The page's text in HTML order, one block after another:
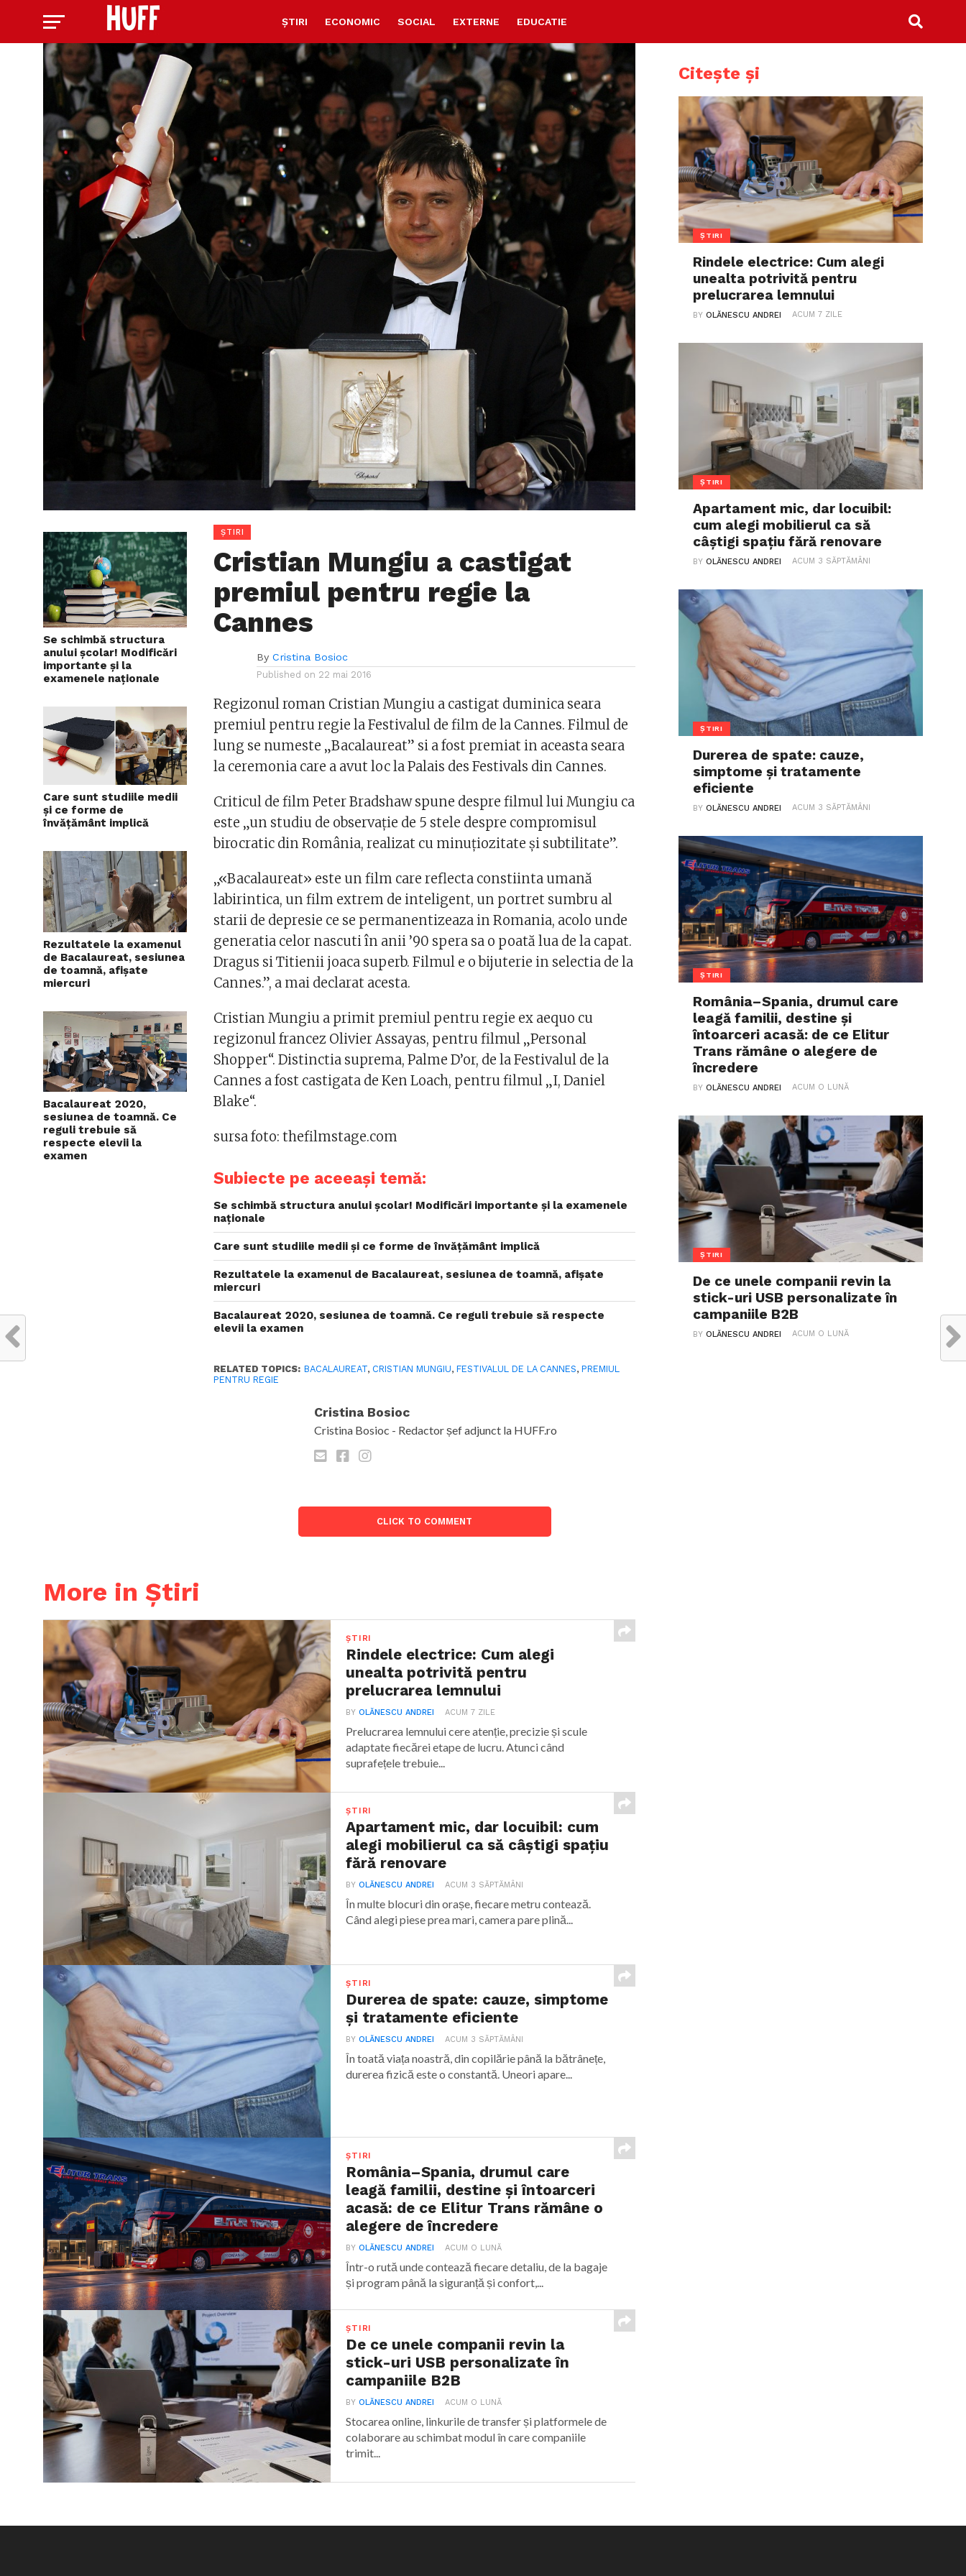
ȘTIRI ECONOMIC SOCIAL EXTERNE EDUCATIE
Se schimbă structura
anului școlar! Modificări
importante și la
examenele naționale
Care sunt studiile medii
și ce forme de
învățământ implică
Rezultatele la examenul
de Bacalaureat, sesiunea
de toamnă, afișate
miercuri
Bacalaureat 2020,
sesiunea de toamnă. Ce
reguli trebuie să
respecte elevii la
examen
ȘTIRI
Cristian Mungiu a castigat
premiul pentru regie la
Cannes
By Cristina Bosioc
Published on 22 mai 2016
Regizonul roman Cristian Mungiu a castigat duminica seara
premiul pentru regie la Festivalul de film de la Cannes. Filmul de
lung se numeste „Bacalaureat” si a fost premiat in aceasta seara
la ceremonia care a avut loc la Palais des Festivals din Cannes.
Criticul de film Peter Bradshaw spune despre filmul lui Mungiu ca
este „un studiu de observaţie de 5 stele despre compromisul
birocratic din România, realizat cu minuţiozitate şi subtilitate”.
„«Bacalaureat» este un film care reflecta constiinta umană
labirintica, un film extrem de inteligent, un portret sumbru al
starii de depresie ce se permanentizeaza in Romania, acolo unde
generatia celor nascuti în anii ’90 spera sa o poată lua de la capat.
Dragus si Titienii joaca superb. Filmul e o bijuterie in selectia de la
Cannes.”, a mai declarat acesta.
Cristian Mungiu a primit premiul pentru regie ex aequo cu
regizonul francez Olivier Assayas, pentru filmul „Personal
Shopper“. Distinctia suprema, Palme D’or, de la Festivalul de la
Cannes a fost castigata de Ken Loach, pentru filmul „I, Daniel
Blake“.
sursa foto: thefilmstage.com
Subiecte pe aceeași temă:
Se schimbă structura anului școlar! Modificări importante și la examenele
naționale
Care sunt studiile medii și ce forme de învățământ implică
Rezultatele la examenul de Bacalaureat, sesiunea de toamnă, afișate
miercuri
Bacalaureat 2020, sesiunea de toamnă. Ce reguli trebuie să respecte
elevii la examen
RELATED TOPICS: BACALAUREAT, CRISTIAN MUNGIU,FESTIVALUL DE LA CANNES,PREMIUL
PENTRU REGIE
Cristina Bosioc
Cristina Bosioc - Redactor șef adjunct la HUFF.ro
CLICK TO COMMENT
More in Știri
ȘTIRI
Rindele electrice: Cum alegi
unealta potrivită pentru
prelucrarea lemnului
BYOLĂNESCU ANDREI ACUM 7 ZILE
Prelucrarea lemnului cere atenție, precizie și scule
adaptate fiecărei etape de lucru. Atunci când
suprafețele trebuie...
ȘTIRI
Apartament mic, dar locuibil: cum
alegi mobilierul ca să câștigi spațiu
fără renovare
BYOLĂNESCU ANDREI ACUM 3 SĂPTĂMÂNI
În multe blocuri din orașe, fiecare metru contează.
Când alegi piese prea mari, camera pare plină...
ȘTIRI
Durerea de spate: cauze, simptome
și tratamente eficiente
BYOLĂNESCU ANDREI ACUM 3 SĂPTĂMÂNI
În toată viața noastră, din copilărie până la bătrânețe,
durerea fizică este o constantă. Uneori apare...
ȘTIRI
România–Spania, drumul care
leagă familii, destine și întoarceri
acasă: de ce Elitur Trans rămâne o
alegere de încredere
BYOLĂNESCU ANDREI ACUM O LUNĂ
Într-o rută unde contează fiecare detaliu, de la bagaje
și program până la siguranță și confort,...
ȘTIRI
De ce unele companii revin la
stick-uri USB personalizate în
campaniile B2B
BYOLĂNESCU ANDREI ACUM O LUNĂ
Stocarea online, linkurile de transfer și platformele de
colaborare au schimbat modul în care companiile
trimit...
Citește și
ȘTIRI
Rindele electrice: Cum alegi
unealta potrivită pentru
prelucrarea lemnului
BYOLĂNESCU ANDREI ACUM 7 ZILE
ȘTIRI
Apartament mic, dar locuibil:
cum alegi mobilierul ca să
câștigi spațiu fără renovare
BYOLĂNESCU ANDREI ACUM 3 SĂPTĂMÂNI
ȘTIRI
Durerea de spate: cauze,
simptome și tratamente
eficiente
BYOLĂNESCU ANDREI ACUM 3 SĂPTĂMÂNI
ȘTIRI
România–Spania, drumul care
leagă familii, destine și
întoarceri acasă: de ce Elitur
Trans rămâne o alegere de
încredere
BYOLĂNESCU ANDREI ACUM O LUNĂ
ȘTIRI
De ce unele companii revin la
stick-uri USB personalizate în
campaniile B2B
BYOLĂNESCU ANDREI ACUM O LUNĂ